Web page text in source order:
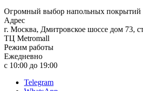
Огромный выбор напольных покрытий
Адрес
г. Москва, Дмитровское шоссе дом 73,
ТЦ Metromall
Режим работы
Ежедневно
с 10:00 до 19:00
Telegram